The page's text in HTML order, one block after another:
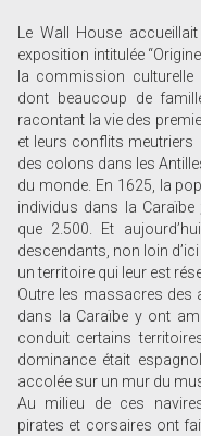
Le Wall House
exposition intitulée
la commission culturelle
dont beaucoup de
racontant la vie des
et leurs conflits meutriers
des colons dans les
du monde. En 1625, la
individus dans la
que 2.500. Et
descendants, non loin
un territoire qui leur est
Outre les massacres des
dans la Caraïbe y ont
conduit certains
dominance était
accolée sur un mur du
Au milieu de ces
pirates et corsaires ont